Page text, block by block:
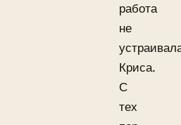
работа
не
Криса.
С
тех